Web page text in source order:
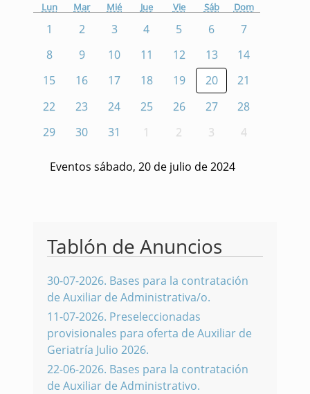
Lun Mar Mié Jue Vie Sáb Dom
1 2 3 4 5 6
7
8
9 10 11 12 13
14
15
16 17 18 19 20
21
22
23 24 25 26 27
28
29
30 31 1 2 3 4
Eventos sábado, 20 de julio de 2024
Tablón de Anuncios
30-07-2026. Bases para la contratación
de Auxiliar de Administrativa/o.
11-07-2026. Preseleccionadas
provisionales para oferta de Auxiliar de
Geriatría Julio 2026.
22-06-2026. Bases para la contratación
de Auxiliar de Administrativo.